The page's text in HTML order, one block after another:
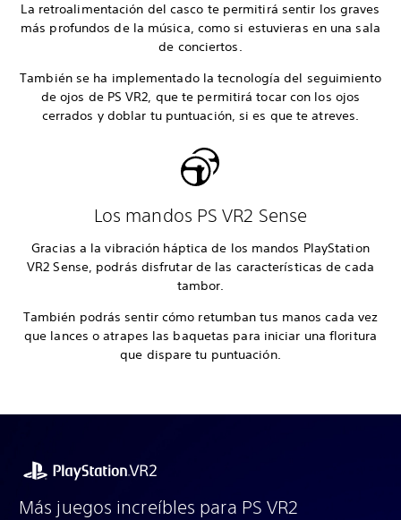
La retroalimentación del casco te permitirá sentir los graves
más profundos de la música, como si estuvieras en una sala
de conciertos.
También se ha implementado la tecnología del seguimiento
de ojos de PS VR2, que te permitirá tocar con los ojos
cerrados y doblar tu puntuación, si es que te atreves.
Los mandos PS VR2 Sense
Gracias a la vibración háptica de los mandos PlayStation
VR2 Sense, podrás disfrutar de las características de cada
tambor.
También podrás sentir cómo retumban tus manos cada vez
que lances o atrapes las baquetas para iniciar una floritura
que dispare tu puntuación.
Más juegos increíbles para PS VR2